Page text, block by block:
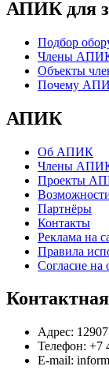
АПИК для
Подбор
Члены
Объекты
Почему
АПИК
Об АПИК
Члены
Проекты
Партнёры
Контакты
Реклама на
Правила
Согласие на
Адрес:
Телефон: +7
E-mail: